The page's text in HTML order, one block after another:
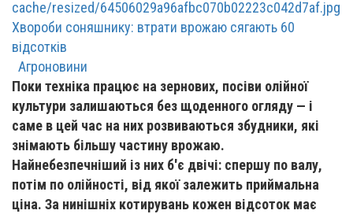
Хвороби соняшнику: втрати врожаю сягають 60
відсотків
Агроновини
Поки техніка працює на зернових, посіви олійної
культури залишаються без щоденного огляду — і
саме в цей час на них розвиваються збудники, які
знімають більшу частину врожаю.
Найнебезпечніший із них б'є двічі: спершу по валу,
потім по олійності, від якої залежить приймальна
ціна. За нинішніх котирувань кожен відсоток має